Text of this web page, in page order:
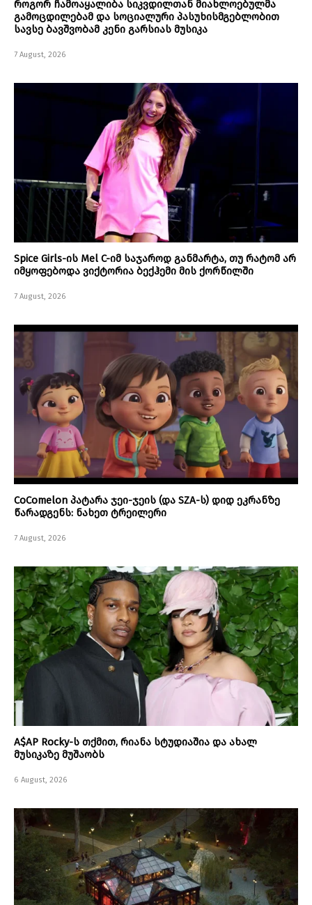
როგორ ჩამოაყალიბა სიკვდილთან მიახლოებულმა
გამოცდილებამ და სოციალური პასუხისმგებლობით
სავსე ბავშვობამ კენი გარსიას მუსიკა
7 August, 2026
Spice Girls-ის Mel C-იმ საჯაროდ განმარტა, თუ რატომ არ
იმყოფებოდა ვიქტორია ბექჰემი მის ქორწილში
7 August, 2026
CoComelon პატარა ჯეი-ჯეის (და SZA-ს) დიდ ეკრანზე
წარადგენს: ნახეთ ტრეილერი
7 August, 2026
A$AP Rocky-ს თქმით, რიანა სტუდიაშია და ახალ
მუსიკაზე მუშაობს
6 August, 2026